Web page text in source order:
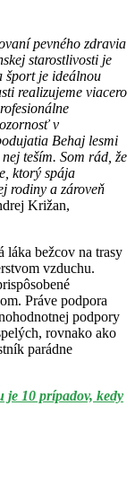
pevného zdravia
starostlivosti je
šport je ideálnou
realizujeme viacero
v
Behaj lesmi
teším. Som rád, že
ktorý spája
rodiny a zároveň
Križan,
láka bežcov na trasy
vzduchu.
Práve podpora
podpory
rovnako ako
parádne
je 10 prípadov, kedy